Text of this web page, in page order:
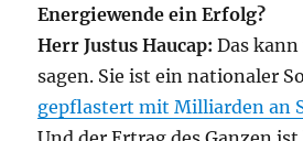
Energiewende ein Erfolg?
Herr Justus Haucap:Das
sagen. Sie ist ein nationaler
gepflastert mit Milliarden an